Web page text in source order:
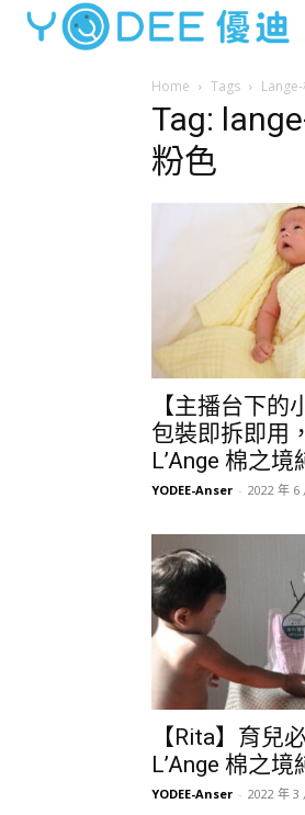
Home Tags
Tag:
粉色
【主播台下的
包裝即拆即用
L’Ange 棉之境
YODEE-Anser - 2022 年 6
【Rita】育兒
L’Ange 棉之境
YODEE-Anser - 2022 年 3